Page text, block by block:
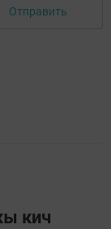
Отправить
кич